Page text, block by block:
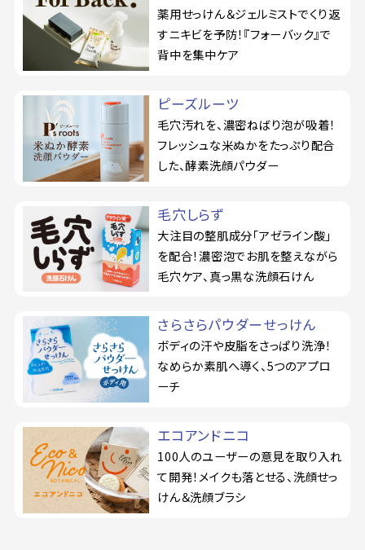
薬用せっけん＆ジェルミストでくり返
すニキビを予防！『フォーバック』で
背中を集中ケア
ピーズルーツ
毛穴汚れを、濃密ねばり泡が吸着！
フレッシュな米ぬかをたっぷり配合
した、酵素洗顔パウダー
毛穴しらず
大注目の整肌成分「アゼライン酸」
を配合！濃密泡でお肌を整えながら
毛穴ケア、真っ黒な洗顔石けん
さらさらパウダーせっけん
ボディの汗や皮脂をさっぱり洗浄！
なめらか素肌へ導く、5つのアプロ
ーチ
エコアンドニコ
100人のユーザーの意見を取り入れ
て開発！メイクも落とせる、洗顔せっ
けん＆洗顔ブラシ